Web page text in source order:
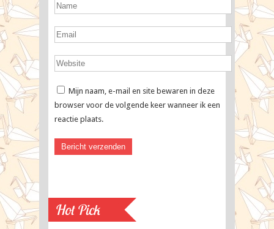
Mijn naam, e-mail en site bewaren in deze
browser voor de volgende keer wanneer ik een
reactie plaats.
Hot Pick